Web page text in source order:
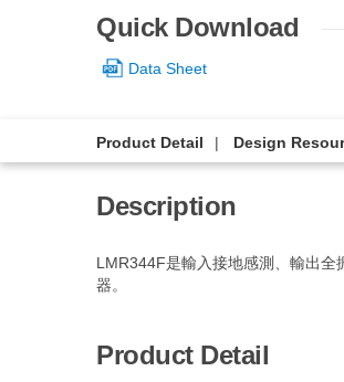
Quick Download
Data Sheet
Product Detail Design
Description
LMR344F是輸入接地感測、輸出全
器。
Product Detail